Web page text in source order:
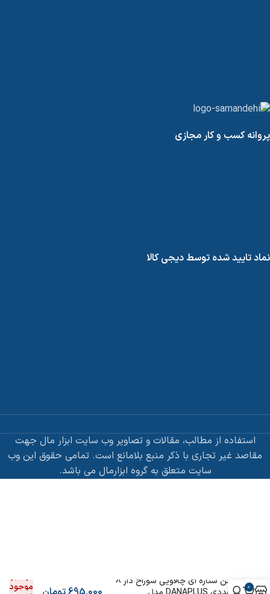
پروانه کسب و کار مجازی
نماد تایید شده توسط دیجی کالا
استفاده از مطالب، مقالات و تصاویر وب سایت ابزار مال جهت
مقاصد غیر تجاری با ذکر منبع بلامانع است. تمامی حقوق این وب
سایت متعلق به گروه ابزارمال می باشد.
آلن ستاره اي چاقویی سوراخ دار 8
در انبار
موجود 0